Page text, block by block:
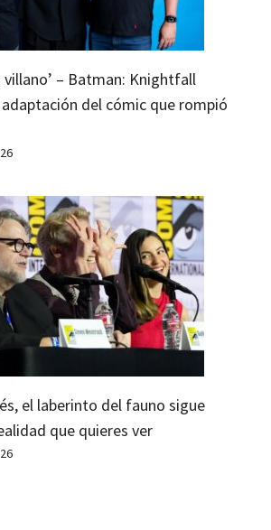
villano’ – Batman: Knightfall
del cómic que rompió
el laberinto del fauno sigue
que quieres ver